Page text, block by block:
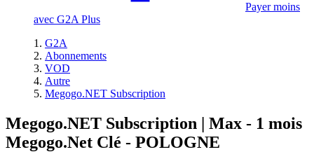
Payer moins
avec G2A Plus
G2A
Abonnements
VOD
Autre
Megogo.NET Subscription
Megogo.NET Subscription | Max - 1 mois
Megogo.Net Clé - POLOGNE